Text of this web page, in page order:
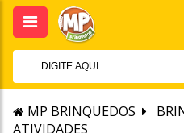
MP BRINQUEDOS
ATIVIDADES